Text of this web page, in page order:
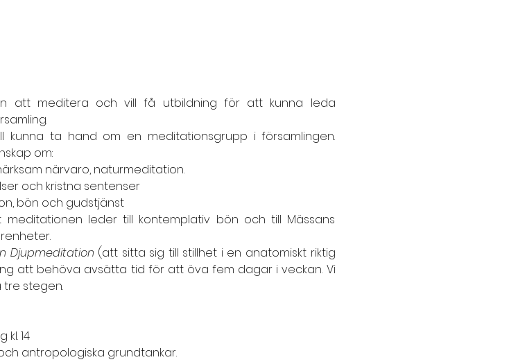
att meditera och vill få utbildning för att kunna leda
kunna ta hand om en meditationsgrupp i församlingen.
om:
närvaro, naturmeditation.
och kristna sentenser
bön och gudstjänst
leder till kontemplativ bön och till Mässans
Djupmeditation (att sitta sig till stillhet i en anatomiskt riktig
att behöva avsätta tid för att öva fem dagar i veckan. Vi
stegen.
14
antropologiska grundtankar.